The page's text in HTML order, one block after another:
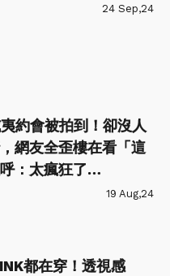
24 Sep,24
約會被拍到！卻沒人
網友全歪樓在看「這
：太瘋狂了…
19 Aug,24
都在穿！透視感